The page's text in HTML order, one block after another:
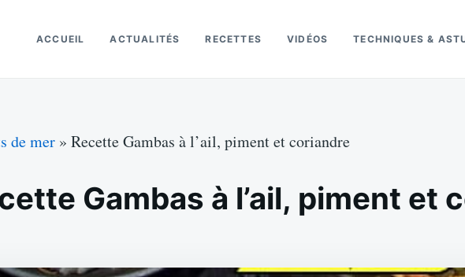
ACCUEIL ACTUALITÉS RECETTES VIDÉOS TECHNIQUES &
de mer » Recette Gambas à l’ail, piment et coriandre
Gambas à l’ail, piment et